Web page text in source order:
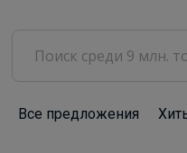
Все предложения